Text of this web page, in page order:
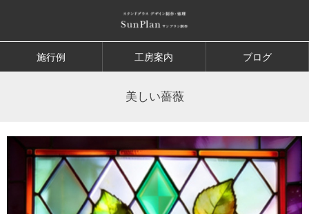
施行例 工房案内 ブログ
美しい薔薇